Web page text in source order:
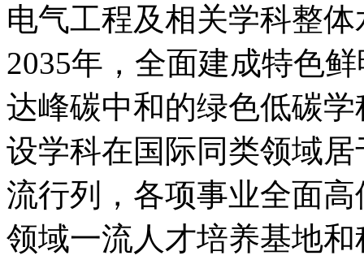
电气工程及相关学科整
2035年，全面建成特色
达峰碳中和的绿色低碳
设学科在国际同类领域
流行列，各项事业全面
领域一流人才培养基地